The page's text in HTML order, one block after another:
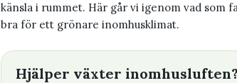
känsla i rummet. Här går vi igenom vad som
bra för ett grönare inomhusklimat.
Hjälper växter inomhusluften?